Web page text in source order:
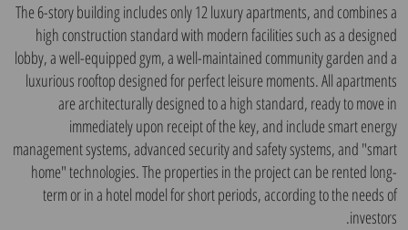
The 6-story building includes only 12 luxury apartments, and combines a
high construction standard with modern facilities such as a designed
lobby, a well-equipped gym, a well-maintained community garden and a
luxurious rooftop designed for perfect leisure moments. All apartments
are architecturally designed to a high standard, ready to move in
immediately upon receipt of the key, and include smart energy
management systems, advanced security and safety systems, and "smart
home" technologies. The properties in the project can be rented long-
term or in a hotel model for short periods, according to the needs of
investors.